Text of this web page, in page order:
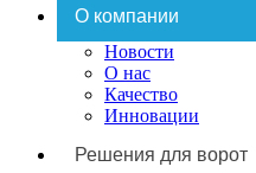
О компании
Новости
О нас
Качество
Инновации
Решения для ворот